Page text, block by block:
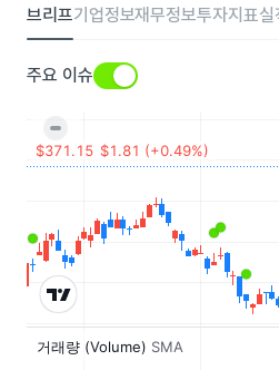
브리프기업정보재무정보투자지표실
주요 이슈